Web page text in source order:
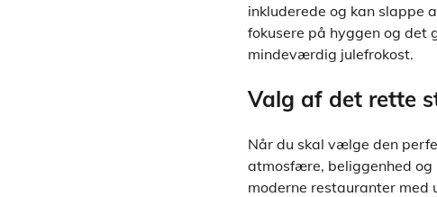
inkluderede og kan slappe
fokusere på hyggen og det
mindeværdig julefrokost.
Valg af det rette
Når du skal vælge den
atmosfære, beliggenhed
moderne restauranter med